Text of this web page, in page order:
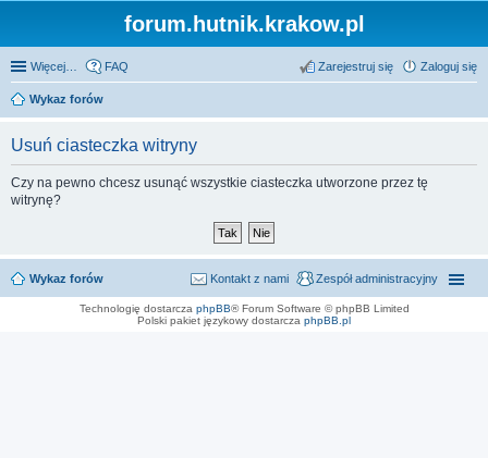
forum.hutnik.krakow.pl
Więcej… FAQ Zaloguj się
Zarejestruj się
Wykaz forów
Usuń ciasteczka witryny
Czy na pewno chcesz usunąć wszystkie ciasteczka utworzone przez tę
witrynę?
Wykaz forów Zespół administracyjny
Kontakt z nami
Technologię dostarcza phpBB® Forum Software © phpBB Limited
Polski pakiet językowy dostarcza phpBB.pl